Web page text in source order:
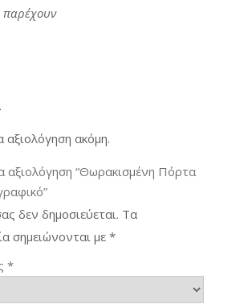
αξιολόγηση ακόμη.
αξιολόγηση “Θωρακισμένη Πόρτα
δεν δημοσιεύεται. Τα
σημειώνονται με *
*